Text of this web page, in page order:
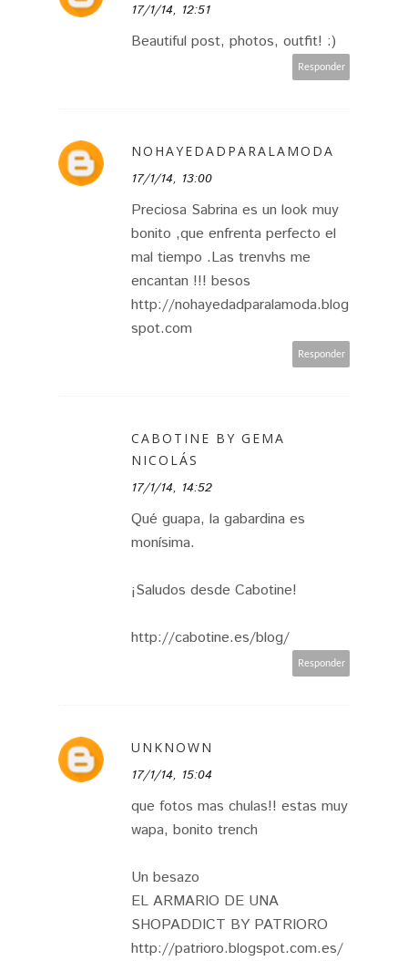
17/1/14, 12:51
Beautiful post, photos, outfit! :)
Responder
NOHAYEDADPARALAMODA
17/1/14, 13:00
Preciosa Sabrina es un look muy
bonito ,que enfrenta perfecto el
mal tiempo .Las trenvhs me
encantan !!! besos
http://nohayedadparalamoda.blog
spot.com
Responder
CABOTINE BY GEMA
NICOLÁS
17/1/14, 14:52
Qué guapa, la gabardina es
monísima.
¡Saludos desde Cabotine!
http://cabotine.es/blog/
Responder
UNKNOWN
17/1/14, 15:04
que fotos mas chulas!! estas muy
wapa, bonito trench
Un besazo
EL ARMARIO DE UNA
SHOPADDICT BY PATRIORO
http://patrioro.blogspot.com.es/